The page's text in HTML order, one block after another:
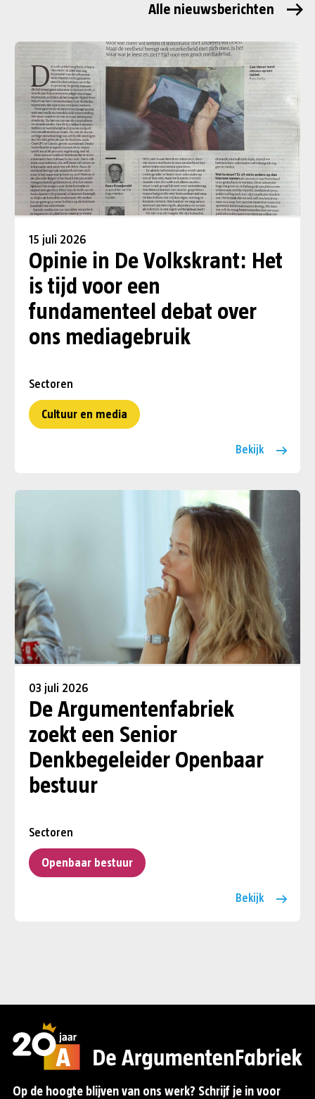
Alle nieuwsberichten
15 juli 2026
Opinie in De Volkskrant: Het
is tijd voor een
fundamenteel debat over
ons mediagebruik
Sectoren
Cultuur en media
Bekijk
03 juli 2026
De Argumentenfabriek
zoekt een Senior
Denkbegeleider Openbaar
bestuur
Sectoren
Openbaar bestuur
Bekijk
Op de hoogte blijven van ons werk? Schrijf je in voor